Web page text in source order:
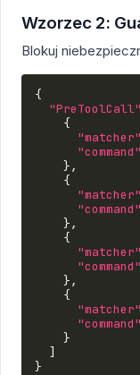
Wzorzec 2:
Blokuj
{
"PreToolCall"
{
"matcher"
"command"
},
{
"matcher"
"command"
},
{
"matcher"
"command"
},
{
"matcher"
"command"
}
]
}